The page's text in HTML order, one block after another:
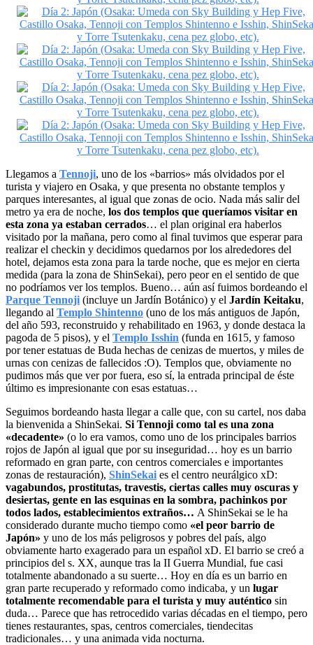
Llegamos a Tennoji, uno de los «barrios» más olvidados por el
turista y viajero en Osaka, y que presenta no obstante templos y
parques interesantes, al igual que zonas de ocio. Nada más salir del
metro ya era de noche, los dos templos que queríamos visitar en
esta zona ya estaban cerrados… el plan original era haberlos
visitado por la mañana, pero como al final tuvimos que esperar para
realizar el checkin y decidimos quedarnos por los alrededores del
hotel, dejamos esta zona para la tarde noche, que es mejor en cierta
medida (para la zona de ShinSekai), pero peor en el sentido de que
no podríamos ver los templos. Bueno… aún así fuimos bordeando el
Parque Tennoji (incluye un Jardín Botánico) y el Jardín Keitaku,
llegando al Templo Shintenno (uno de los más antiguos de Japón,
del año 593, reconstruido y rehabilitado en 1963, y donde destaca la
pagoda de 5 pisos), y el Templo Isshin (funda en 1615, y famoso
por tener estatuas de Buda hechas de cenizas de muertos, y miles de
urnas con cenizas de fallecidos :O). Templos que, obviamente no
pudimos más que ver por fuera, eso sí, la entrada principal de éste
último es impresionante con esas estatuas…
Seguimos bordeando hasta llegar a calle que, con su cartel, nos daba
la bienvenida a ShinSekai. Si Tennoji como tal es una zona
«decadente» (o lo era vamos, como uno de los principales barrios
rojos de Japón al igual que por su inseguridad… hoy es un barrio
reformado en gran parte, con centros comerciales e importantes
zonas de restauración), ShinSekai es el centro neurálgico xD:
vagabundos, prostitutas, travestis, ciertas calles muy oscuras y
desiertas, gente en las esquinas en la sombra, pachinkos por
todos lados, establecimientos extraños… A ShinSekai se le ha
considerado durante mucho tiempo como «el peor barrio de
Japón» y uno de los más peligrosos y pobres del país, algo
obviamente harto exagerado para un español xD. El barrio se creó a
principios del s. XX, aunque tras la II Guerra Mundial, fue casi
totalmente abandonado a su suerte… Hoy en día es un barrio en
gran parte recuperado y reformado como indicaba, y un lugar
totalmente recomendable para el turista y muy auténtico sin
duda… Parece que has retrocedido varias décadas en el tiempo, pero
tienes restaurantes, spas, centros comerciales, tiendecitas
tradicionales… y una animada vida nocturna.